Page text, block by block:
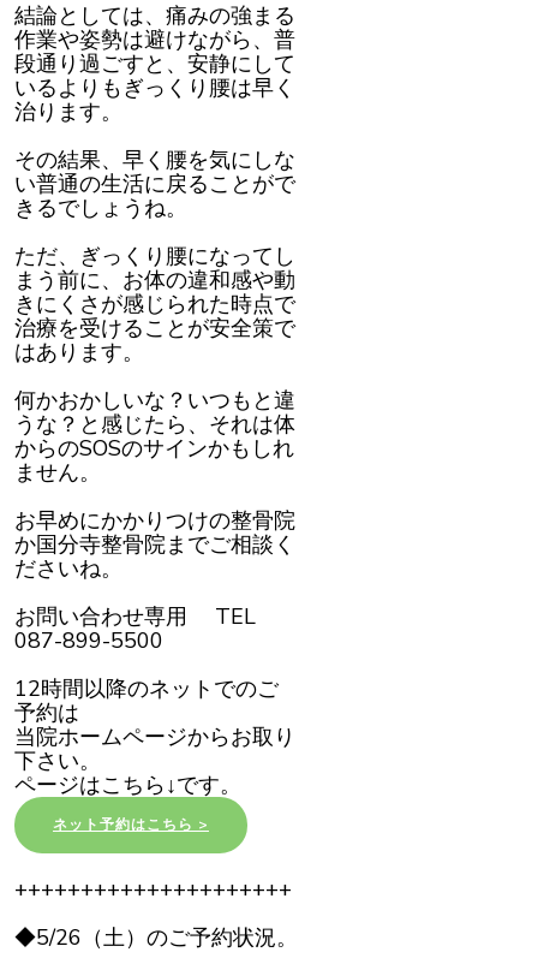
結論としては、痛みの強まる
作業や姿勢は避けながら、普
段通り過ごすと、安静にして
いるよりもぎっくり腰は早く
治ります。
その結果、早く腰を気にしな
い普通の生活に戻ることがで
きるでしょうね。
ただ、ぎっくり腰になってし
まう前に、お体の違和感や動
きにくさが感じられた時点で
治療を受けることが安全策で
はあります。
何かおかしいな？いつもと違
うな？と感じたら、それは体
からのSOSのサインかもしれ
ません。
お早めにかかりつけの整骨院
か国分寺整骨院までご相談く
ださいね。
お問い合わせ専用 TEL
087-899-5500
12時間以降のネットでのご
予約は
当院ホームページからお取り
下さい。
ページはこちら↓です。
ネット予約はこちら >
+++++++++++++++++++++
◆5/26（土）のご予約状況。